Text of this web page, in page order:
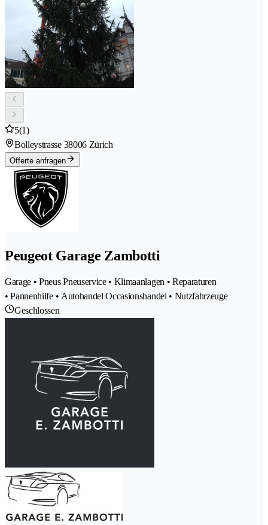
5(1)
Bolleystrasse 38006 Zürich
Offerte anfragen
Peugeot Garage Zambotti
Garage • Pneus Pneuservice • Klimaanlagen • Reparaturen
• Pannenhilfe • Autohandel Occasionshandel • Nutzfahrzeuge
Geschlossen